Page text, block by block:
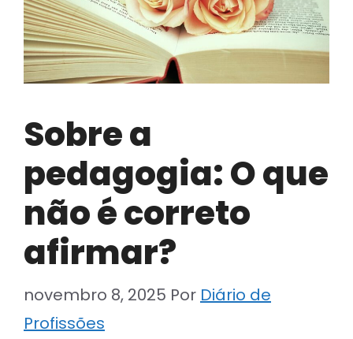
Sobre a
pedagogia: O que
não é correto
afirmar?
novembro 8, 2025 Por Diário de
Profissões